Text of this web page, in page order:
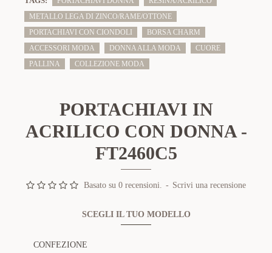
METALLO LEGA DI ZINCO/RAME/OTTONE
PORTACHIAVI CON CIONDOLI
BORSA CHARM
ACCESSORI MODA
DONNA ALLA MODA
CUORE
PALLINA
COLLEZIONE MODA
PORTACHIAVI IN
ACRILICO CON DONNA -
FT2460C5
Basato su 0 recensioni. - Scrivi una recensione
SCEGLI IL TUO MODELLO
CONFEZIONE